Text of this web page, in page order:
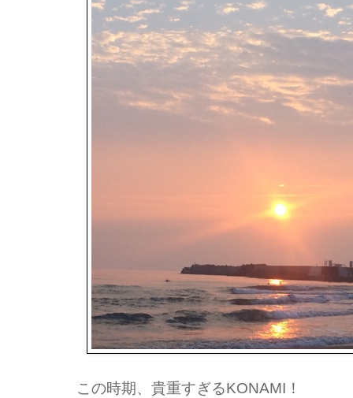
この時期、貴重すぎるKONAMI！